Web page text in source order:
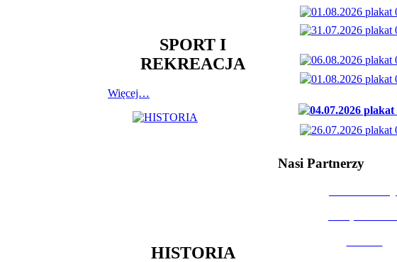
SPORT I
REKREACJA
Więcej…
HISTORIA
Nasi Partnerzy